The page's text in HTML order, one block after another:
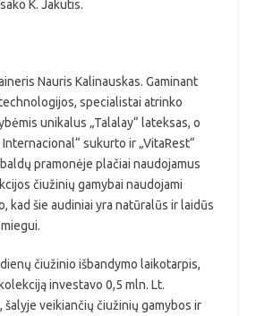
K. Jakutis.
Nauris Kalinauskas. Gaminant
specialistai atrinko
unikalus „Talalay“ lateksas, o
sukurto ir „VitaRest“
pramonėje plačiai naudojamus
čiužinių gamybai naudojami
kad šie audiniai yra natūralūs ir laidūs
čiužinio išbandymo laikotarpis,
investavo 0,5 mln. Lt.
šalyje veikiančių čiužinių gamybos ir